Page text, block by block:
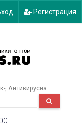
Регистрация
Антивирусна